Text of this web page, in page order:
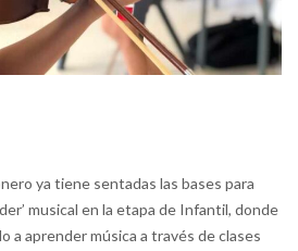
ya tiene sentadas las bases para
musical en la etapa de Infantil, donde
a aprender música a través de clases